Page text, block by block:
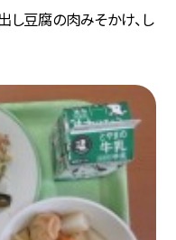
し豆腐の肉みそかけ、し